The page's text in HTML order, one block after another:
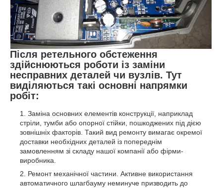
Після ретельного обстеження
здійснюються роботи із заміни
несправних деталей чи вузлів. Тут
виділяються такі основні напрямки
робіт:
Заміна основних елементів конструкції, наприклад
стріли, тумби або опорної стійки, пошкоджених під дією
зовнішніх факторів. Такий вид ремонту вимагає окремої
доставки необхідних деталей із попереднім
замовленням зі складу нашої компанії або фірми-
виробника.
Ремонт механічної частини. Активне використання
автоматичного шлагбауму неминуче призводить до